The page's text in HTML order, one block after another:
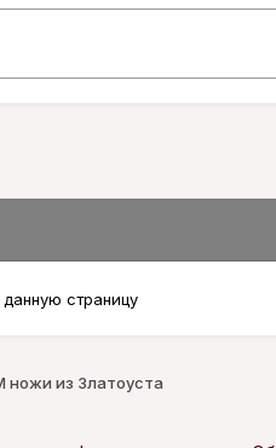
страницу
ножи из Златоуста